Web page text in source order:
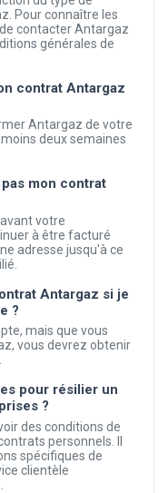
Pour connaître les
contacter Antargaz
générales de
contrat Antargaz
Antargaz de votre
deux semaines
mon contrat
votre
à être facturé
adresse jusqu'à ce
Antargaz si je
?
mais que vous
vous devrez obtenir
pour résilier un
?
des conditions de
personnels. Il
spécifiques de
clientèle